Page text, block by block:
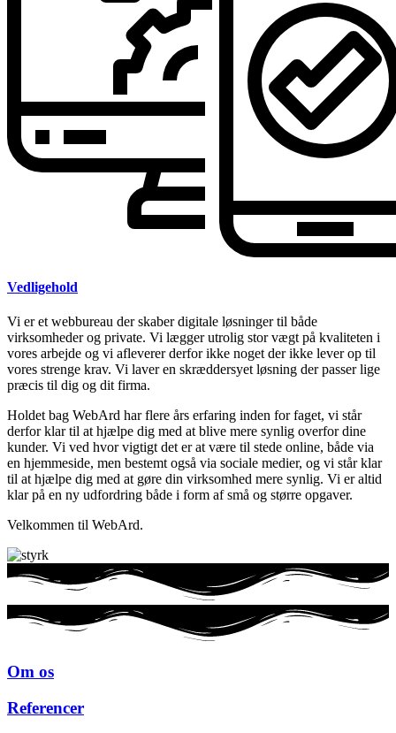
Vedligehold
Vi er et webbureau der skaber digitale løsninger til både
virksomheder og private. Vi lægger utrolig stor vægt på kvaliteten i
vores arbejde og vi afleverer derfor ikke noget der ikke lever op til
vores strenge krav. Vi laver en skræddersyet løsning der passer lige
præcis til dig og dit firma.
Holdet bag WebArd har flere års erfaring inden for faget, vi står
derfor klar til at hjælpe dig med at blive mere synlig overfor dine
kunder. Vi ved hvor vigtigt det er at være til stede online, både via
en hjemmeside, men bestemt også via sociale medier, og vi står klar
til at hjælpe dig med at gøre din virksomhed mere synlig. Vi er altid
klar på en ny udfordring både i form af små og større opgaver.
Velkommen til WebArd.
Om os
Referencer